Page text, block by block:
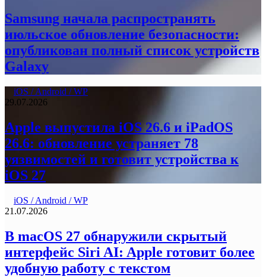
Samsung начала распространять
июльское обновление безопасности:
опубликован полный список устройств
Galaxy
iOS / Android / WP
29.07.2026
Apple выпустила iOS 26.6 и iPadOS
26.6: обновление устраняет 78
уязвимостей и готовит устройства к
iOS 27
iOS / Android / WP
21.07.2026
В macOS 27 обнаружили скрытый
интерфейс Siri AI: Apple готовит более
удобную работу с текстом